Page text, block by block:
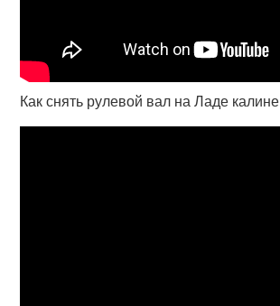
Как снять рулевой вал на Ладе калине